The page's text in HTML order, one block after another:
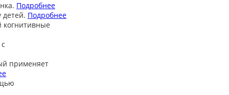
Подробнее
Подробнее
применяет